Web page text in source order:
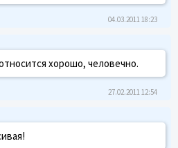
04.03.2011 18:23
хорошо, человечно.
27.02.2011 12:54